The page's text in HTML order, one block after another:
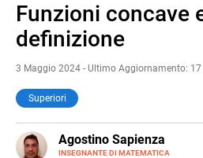
Funzioni concave
definizione
3 Maggio 2024 - Ultimo Aggiornamento:
Superiori
Agostino Sapienza
INSEGNANTE DI MATEMATICA
E-
MAIL
LINKEDIN